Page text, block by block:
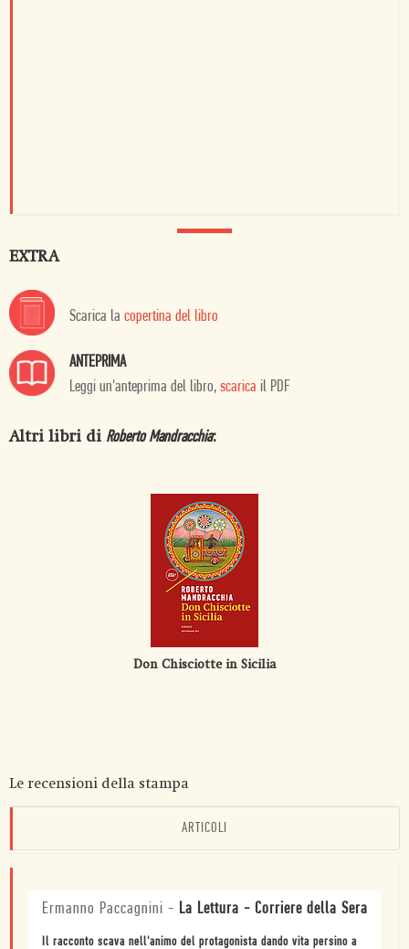
EXTRA
Scarica la copertina del libro
ANTEPRIMA
Leggi un'anteprima del libro, scarica il PDF
Altri libri di Roberto Mandracchia:
Don Chisciotte in Sicilia
Le recensioni della stampa
ARTICOLI
Ermanno Paccagnini - La Lettura - Corriere della Sera
Il racconto scava nell'animo del protagonista dando vita persino a